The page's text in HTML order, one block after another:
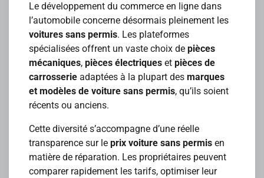
Le développement du commerce en ligne dans
l’automobile concerne désormais pleinement les
voitures sans permis. Les plateformes
spécialisées offrent un vaste choix depièces
mécaniques,pièces électriques etpièces de
carrosserie adaptées à la plupart desmarques
et modèles de voiture sans permis, qu’ils soient
récents ou anciens.
Cette diversité s’accompagne d’une réelle
transparence sur leprix voiture sans permis en
matière de réparation. Les propriétaires peuvent
comparer rapidement les tarifs, optimiser leur